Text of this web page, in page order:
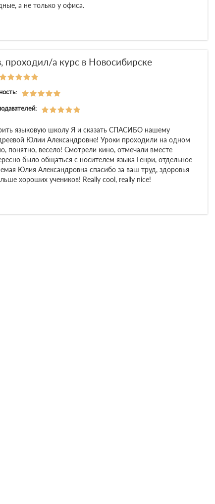
а не только у офиса.
проходил/а курс в Новосибирске
языковую школу Я и сказать СПАСИБО нашему
Юлии Александровне! Уроки проходили на одном
понятно, весело! Смотрели кино, отмечали вместе
было общаться с носителем языка Генри, отдельное
Юлия Александровна спасибо за ваш труд, здоровья
хороших учеников! Really cool, really nice!